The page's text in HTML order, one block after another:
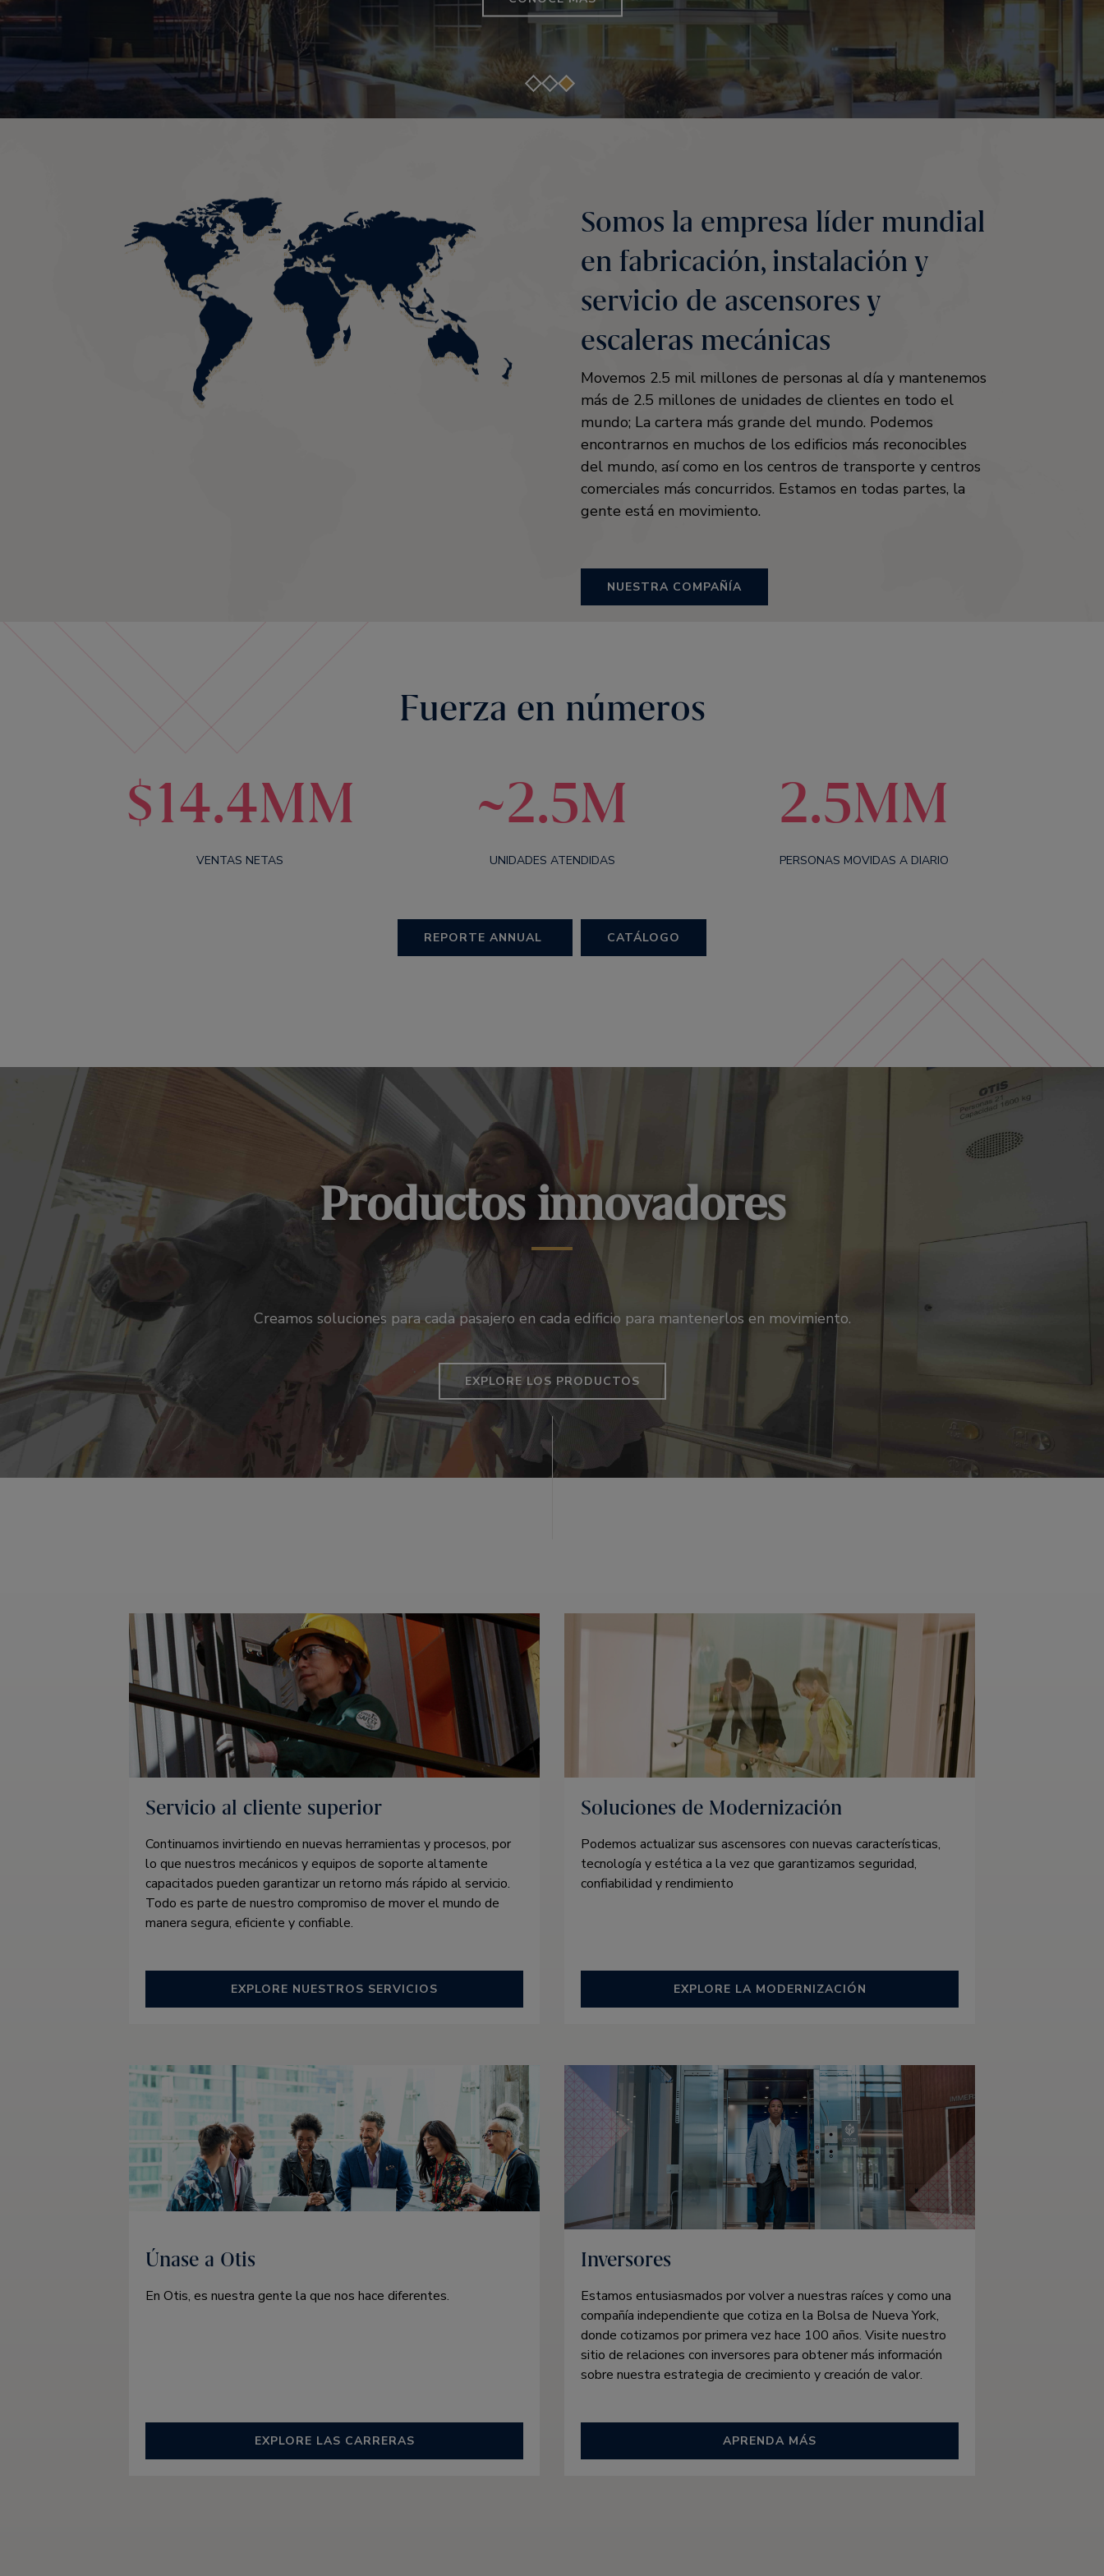
CONTACTO
Somos la empresa líder mundial
en fabricación, instalación y
servicio de ascensores y
escaleras mecánicas
Movemos 2.5 mil millones de personas al día y mantenemos
más de 2.5 millones de unidades de clientes en todo el
mundo; La cartera más grande del mundo. Podemos
encontrarnos en muchos de los edificios más reconocibles
del mundo, así como en los centros de transporte y centros
comerciales más concurridos. Estamos en todas partes, la
gente está en movimiento.
NUESTRA COMPAÑÍA
Fuerza en números
$14.4MM
VENTAS NETAS
~2.5M
UNIDADES ATENDIDAS
2.5MM
PERSONAS MOVIDAS A DIARIO
REPORTE ANNUAL CATÁLOGO
Productos innovadores
Creamos soluciones para cada pasajero en cada edificio para mantenerlos en movimiento.
EXPLORE LOS PRODUCTOS
Servicio al cliente superior
Continuamos invirtiendo en nuevas herramientas y procesos, por
lo que nuestros mecánicos y equipos de soporte altamente
capacitados pueden garantizar un retorno más rápido al servicio.
Todo es parte de nuestro compromiso de mover el mundo de
manera segura, eficiente y confiable.
EXPLORE NUESTROS SERVICIOS
Soluciones de Modernización
Podemos actualizar sus ascensores con nuevas características,
tecnología y estética a la vez que garantizamos seguridad,
confiabilidad y rendimiento
EXPLORE LA MODERNIZACIÓN
Únase a Otis
En Otis, es nuestra gente la que nos hace diferentes.
EXPLORE LAS CARRERAS
Inversores
Estamos entusiasmados por volver a nuestras raíces y como una
compañía independiente que cotiza en la Bolsa de Nueva York,
donde cotizamos por primera vez hace 100 años. Visite nuestro
sitio de relaciones con inversores para obtener más información
sobre nuestra estrategia de crecimiento y creación de valor.
APRENDA MÁS